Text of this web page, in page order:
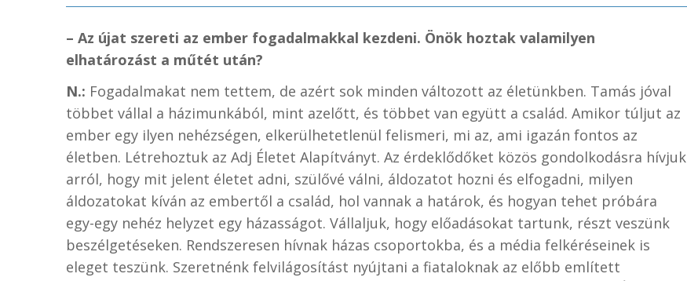
– Az újat szereti az ember fogadalmakkal kezdeni. Önök hoztak valamilyen
elhatározást a műtét után?
N.: Fogadalmakat nem tettem, de azért sok minden változott az életünkben. Tamás jóval
többet vállal a házimunkából, mint azelőtt, és többet van együtt a család. Amikor túljut az
ember egy ilyen nehézségen, elkerülhetetlenül felismeri, mi az, ami igazán fontos az
életben. Létrehoztuk az Adj Életet Alapítványt. Az érdeklődőket közös gondolkodásra hívjuk
arról, hogy mit jelent életet adni, szülővé válni, áldozatot hozni és elfogadni, milyen
áldozatokat kíván az embertől a család, hol vannak a határok, és hogyan tehet próbára
egy-egy nehéz helyzet egy házasságot. Vállaljuk, hogy előadásokat tartunk, részt veszünk
beszélgetéseken. Rendszeresen hívnak házas csoportokba, és a média felkéréseinek is
eleget teszünk. Szeretnénk felvilágosítást nyújtani a fiataloknak az előbb említett